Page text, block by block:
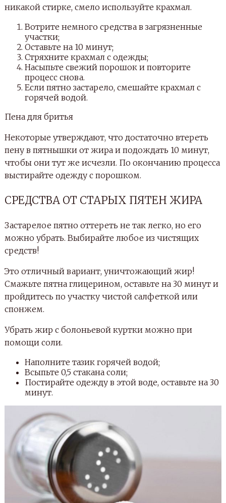
никакой стирке, смело используйте крахмал.
Вотрите немного средства в загрязненные
участки;
Оставьте на 10 минут;
Стряхните крахмал с одежды;
Насыпьте свежий порошок и повторите
процесс снова.
Если пятно застарело, смешайте крахмал с
горячей водой.
Пена для бритья
Некоторые утверждают, что достаточно втереть
пену в пятнышки от жира и подождать 10 минут,
чтобы они тут же исчезли. По окончанию процесса
выстирайте одежду с порошком.
СРЕДСТВА ОТ СТАРЫХ ПЯТЕН ЖИРА
Застарелое пятно оттереть не так легко, но его
можно убрать. Выбирайте любое из чистящих
средств!
Это отличный вариант, уничтожающий жир!
Смажьте пятна глицерином, оставьте на 30 минут и
пройдитесь по участку чистой салфеткой или
спонжем.
Убрать жир с болоньевой куртки можно при
помощи соли.
Наполните тазик горячей водой;
Всыпьте 0,5 стакана соли;
Постирайте одежду в этой воде, оставьте на 30
минут.